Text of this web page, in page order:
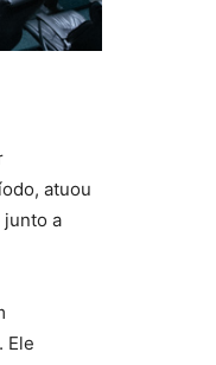
atuou
junto a
. Ele